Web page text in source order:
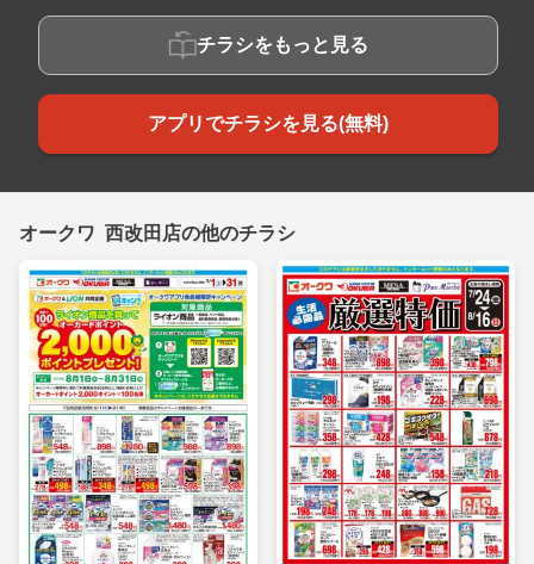
チラシをもっと見る
アプリでチラシを見る(無料)
オークワ 西改田店の他のチラシ